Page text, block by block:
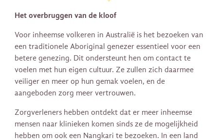
Het overbruggen van de kloof
Voor inheemse volkeren in Australië is het bezoeken van
een traditionele Aboriginal genezer essentieel voor een
betere genezing. Dit ondersteunt hen om contact te
voelen met hun eigen cultuur. Ze zullen zich daarmee
veiliger en meer op hun gemak voelen, en de
aangeboden zorg meer vertrouwen.
Zorgverleners hebben ontdekt dat er meer inheemse
mensen naar klinieken komen sinds ze de mogelijkheid
hebben om ook een ​​Nangkari te bezoeken. In een land